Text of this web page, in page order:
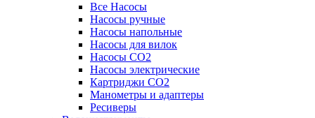
Все Насосы
Насосы ручные
Насосы напольные
Насосы для вилок
Насосы CO2
Насосы электрические
Картриджи CO2
Манометры и адаптеры
Ресиверы